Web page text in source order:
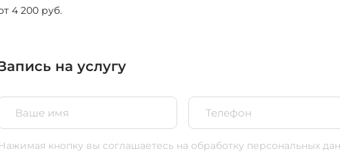
4 200 руб.
на услугу
Нажимая кнопку вы соглашаетесь на обработку персональных